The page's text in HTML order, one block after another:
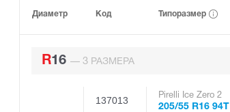
Диаметр Код Типоразмер
R16 — 3 РАЗМЕРА
137013 Pirelli Ice Zero 2
205/55 R16 94T